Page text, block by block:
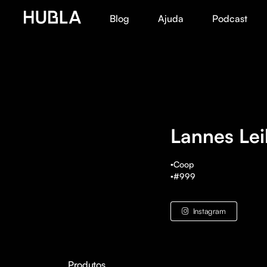
Blog Ajuda Podcast
Lannes
▪️Coop
▪️#999
Instagram
Produtos